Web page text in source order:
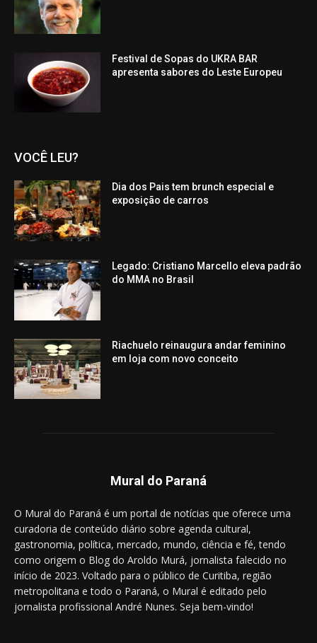
Festival de Sopas do UKRA BAR
apresenta sabores do Leste Europeu
VOCÊ LEU?
Dia dos Pais tem brunch especial e
exposição de carros
Legado: Cristiano Marcello eleva padrão
do MMA no Brasil
Riachuelo reinaugura andar feminino
em loja com novo conceito
Mural do Paraná
O Mural do Paraná é um portal de notícias que oferece uma
curadoria de conteúdo diário sobre agenda cultural,
gastronomia, política, mercado, mundo, ciência e fé, tendo
como origem o Blog do Aroldo Murá, jornalista falecido no
início de 2023. Voltado para o público de Curitiba, região
metropolitana e todo o Paraná, o Mural é editado pelo
jornalista profissional André Nunes. Seja bem-vindo!